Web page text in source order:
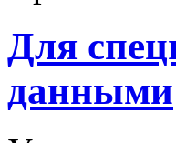
Для
данными